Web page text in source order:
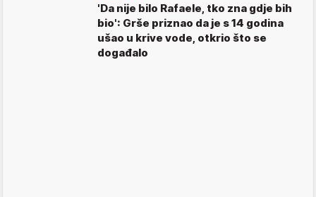
'Da nije bilo Rafaele, tko zna gdje bih
bio': Grše priznao da je s 14 godina
ušao u krive vode, otkrio što se
događalo